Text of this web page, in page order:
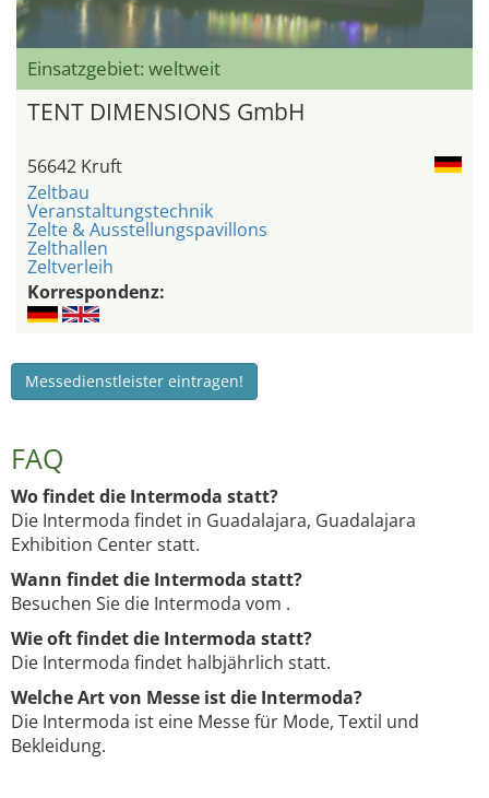
Einsatzgebiet: weltweit
TENT DIMENSIONS GmbH
56642 Kruft
Zeltbau
Veranstaltungstechnik
Zelte & Ausstellungspavillons
Zelthallen
Zeltverleih
Korrespondenz:
Messedienstleister eintragen!
FAQ
Wo findet die Intermoda statt?
Die Intermoda findet in Guadalajara, Guadalajara
Exhibition Center statt.
Wann findet die Intermoda statt?
Besuchen Sie die Intermoda vom .
Wie oft findet die Intermoda statt?
Die Intermoda findet halbjährlich statt.
Welche Art von Messe ist die Intermoda?
Die Intermoda ist eine Messe für Mode, Textil und
Bekleidung.